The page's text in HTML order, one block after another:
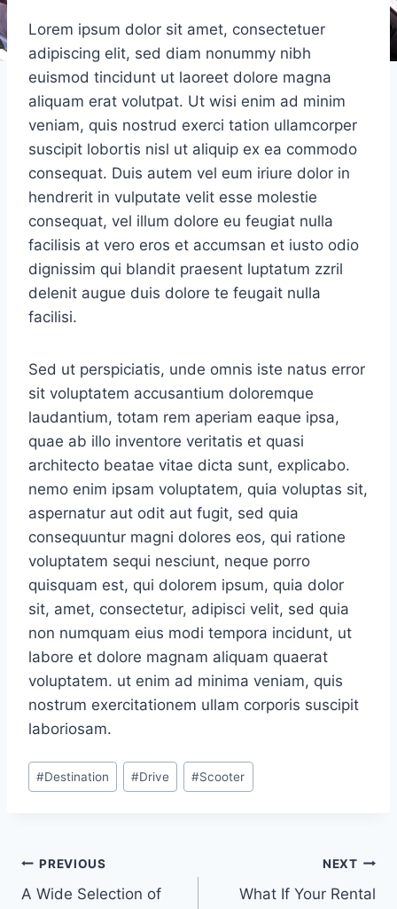
Lorem ipsum dolor sit amet, consectetuer
adipiscing elit, sed diam nonummy nibh
euismod tincidunt ut laoreet dolore magna
aliquam erat volutpat. Ut wisi enim ad minim
veniam, quis nostrud exerci tation ullamcorper
suscipit lobortis nisl ut aliquip ex ea commodo
consequat. Duis autem vel eum iriure dolor in
hendrerit in vulputate velit esse molestie
consequat, vel illum dolore eu feugiat nulla
facilisis at vero eros et accumsan et iusto odio
dignissim qui blandit praesent luptatum zzril
delenit augue duis dolore te feugait nulla
facilisi.
Sed ut perspiciatis, unde omnis iste natus error
sit voluptatem accusantium doloremque
laudantium, totam rem aperiam eaque ipsa,
quae ab illo inventore veritatis et quasi
architecto beatae vitae dicta sunt, explicabo.
nemo enim ipsam voluptatem, quia voluptas sit,
aspernatur aut odit aut fugit, sed quia
consequuntur magni dolores eos, qui ratione
voluptatem sequi nesciunt, neque porro
quisquam est, qui dolorem ipsum, quia dolor
sit, amet, consectetur, adipisci velit, sed quia
non numquam eius modi tempora incidunt, ut
labore et dolore magnam aliquam quaerat
voluptatem. ut enim ad minima veniam, quis
nostrum exercitationem ullam corporis suscipit
laboriosam.
Post
Tags:
#Destination #Drive #Scooter
Navigacija
PREVIOUS
A Wide Selection of
NEXT
What If Your Rental